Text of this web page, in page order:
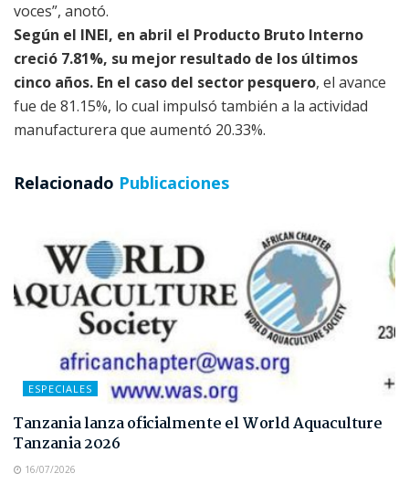
voces”, anotó.
Según el INEI, en abril el Producto Bruto Interno
creció 7.81%, su mejor resultado de los últimos
cinco años. En el caso del sector pesquero, el avance
fue de 81.15%, lo cual impulsó también a la actividad
manufacturera que aumentó 20.33%.
Relacionado Publicaciones
ESPECIALES
Tanzania lanza oficialmente el World Aquaculture
Tanzania 2026
16/07/2026